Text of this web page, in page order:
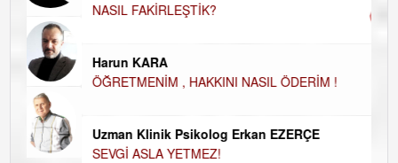
NASIL FAKİRLEŞTİK?
Harun KARA
ÖĞRETMENİM , HAKKINI NASIL ÖDERİM !
Uzman Klinik Psikolog Erkan EZERÇE
SEVGİ ASLA YETMEZ!